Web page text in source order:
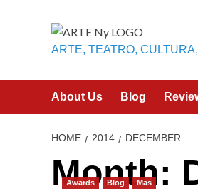
ARTE, TEATRO,
About Us Blog
HOME 2014 DECEMBER
Month:
Awards Blog Mas